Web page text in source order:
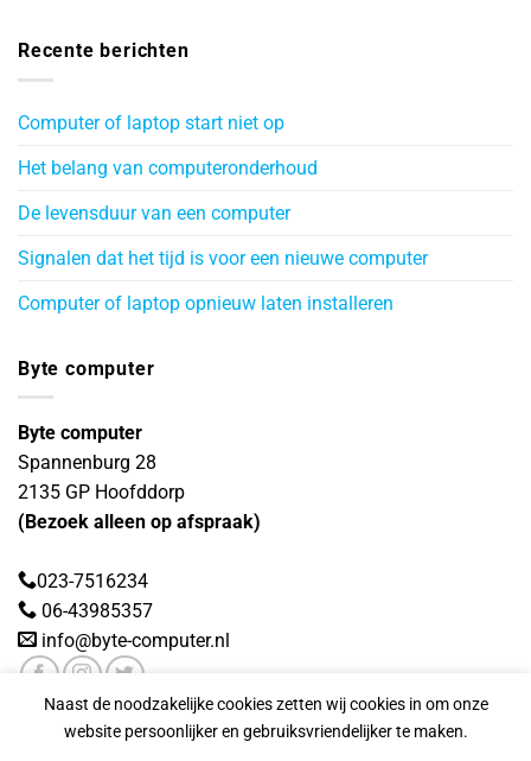
Recente berichten
Computer of laptop start niet op
Het belang van computeronderhoud
De levensduur van een computer
Signalen dat het tijd is voor een nieuwe computer
Computer of laptop opnieuw laten installeren
Byte computer
Byte computer
Spannenburg 28
2135 GP Hoofddorp
(Bezoek alleen op afspraak)
023-7516234
06-43985357
info@byte-computer.nl
Naast de noodzakelijke cookies zetten wij cookies in om onze
website persoonlijker en gebruiksvriendelijker te maken.